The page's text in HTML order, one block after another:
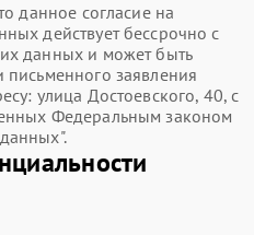
данное согласие на
действует бессрочно с
данных и может быть
заявления
улица Достоевского, 40, с
Федеральным законом